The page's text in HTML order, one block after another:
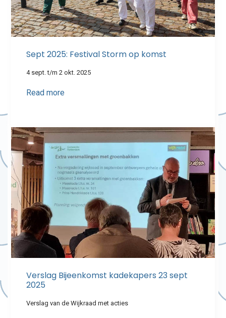
Sept 2025: Festival Storm op komst
4 sept. t/m 2 okt. 2025
Read more
Verslag Bijeenkomst kadekapers 23 sept
2025
Verslag van de Wijkraad met acties